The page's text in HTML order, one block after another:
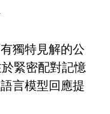
獨特見解的公
緊密配對記憶
言模型回應提